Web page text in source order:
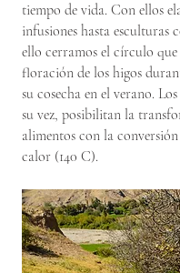
tiempo de vida. Con ellos
infusiones hasta esculturas
ello cerramos el círculo
floración de los higos
su cosecha en el verano.
su vez, posibilitan la
alimentos con la
calor (140 C).